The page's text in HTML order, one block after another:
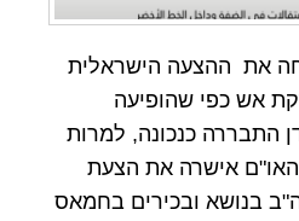
את ההצעה הישראלית
אש כפי שהופיעה
התבררה כנכונה, למרות
אישרה את הצעת
בנושא ובכירים בחמאס